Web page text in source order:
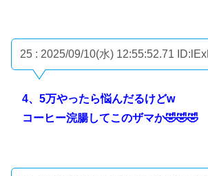
25 : 2025/09/10(水) 12:55:52.71
4、5万やったら悩んだるけどw
コーヒー浣腸してこのザマか🤣🤣🤣